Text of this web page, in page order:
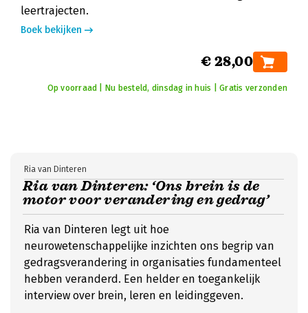
leertrajecten.
Boek bekijken
€ 28,00
Op voorraad | Nu besteld, dinsdag in huis | Gratis verzonden
Ria van Dinteren: ‘Ons brein is de
motor voor verandering en gedrag’
Ria van Dinteren
Ria van Dinteren legt uit hoe
neurowetenschappelijke inzichten ons begrip van
gedragsverandering in organisaties fundamenteel
hebben veranderd. Een helder en toegankelijk
interview over brein, leren en leidinggeven.